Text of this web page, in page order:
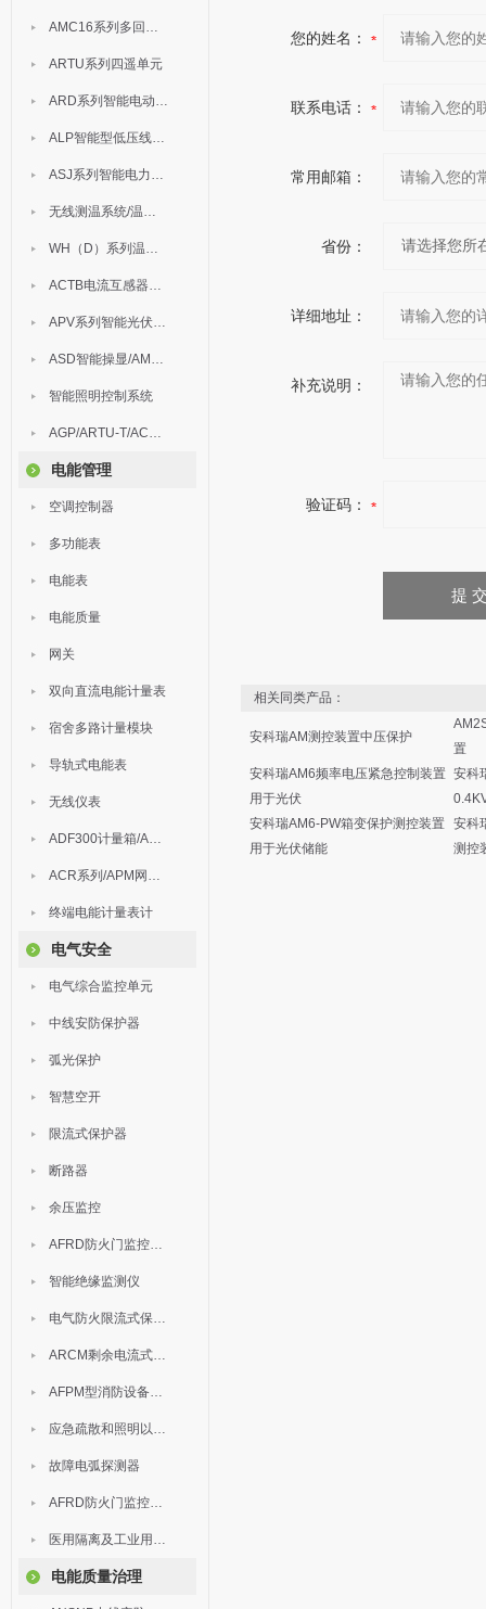
AMC16系列多回路监控装置
ARTU系列四遥单元
ARD系列智能电动机保护器
ALP智能型低压线路保护装置
ASJ系列智能电力继电器
无线测温系统/温度巡检
WH（D）系列温湿度控制器
ACTB电流互感器过电压保护器
APV系列智能光伏汇流箱
ASD智能操显/AM中压保护
智能照明控制系统
AGP/ARTU-T/ACM/ADDC
电能管理
空调控制器
多功能表
电能表
电能质量
网关
双向直流电能计量表
宿舍多路计量模块
导轨式电能表
无线仪表
ADF300计量箱/AEW无线计量
ACR系列/APM网络电力仪表
终端电能计量表计
电气安全
电气综合监控单元
中线安防保护器
弧光保护
智慧空开
限流式保护器
断路器
余压监控
AFRD防火门监控模块
智能绝缘监测仪
电气防火限流式保护器
ARCM剩余电流式电气火灾监控装置
AFPM型消防设备电源监控系统
应急疏散和照明以及灯具
故障电弧探测器
AFRD防火门监控系统
医用隔离及工业用电绝缘检测
电能质量治理
您的姓名：
联系电话：
常用邮箱：
省份：
详细地址：
补充说明：
验证码：
相关同类产品：
安科瑞AM测控装置中压保护
置
安科瑞AM6频率电压紧急控制装置
用于光伏
安科
安科瑞AM6-PW箱变保护测控装置
用于光伏储能
安科
测控